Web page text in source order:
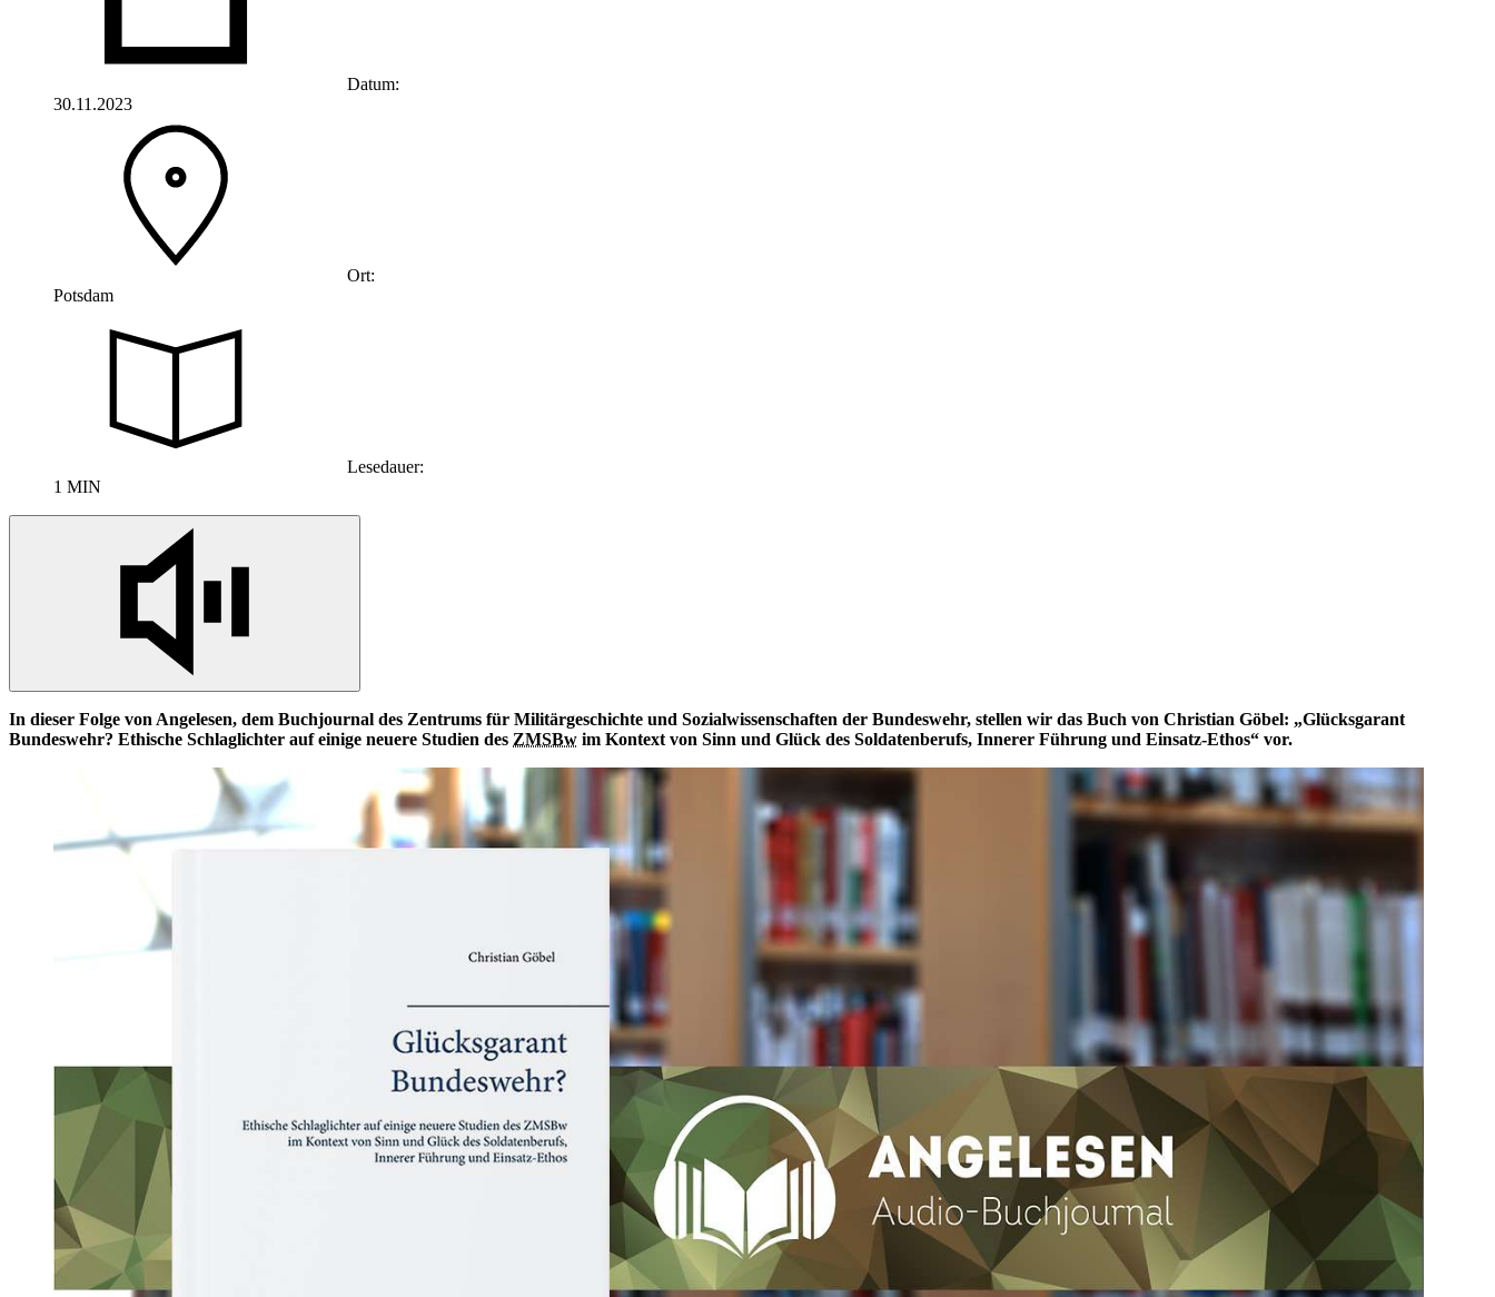
Datum:
30.11.2023
Ort:
Potsdam
Lesedauer:
1 MIN
In dieser Folge von Angelesen, dem Buchjournal des Zentrums für Militärgeschichte und Sozialwissenschaften der Bundeswehr, stellen wir das Buch von Christian Göbel: „Glücksgarant
Bundeswehr? Ethische Schlaglichter auf einige neuere Studien des ZMSBw im Kontext von Sinn und Glück des Soldatenberufs, Innerer Führung und Einsatz-Ethos“ vor.